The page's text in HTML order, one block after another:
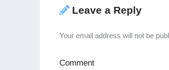
Leave a Reply
Your email address will not be
Comment